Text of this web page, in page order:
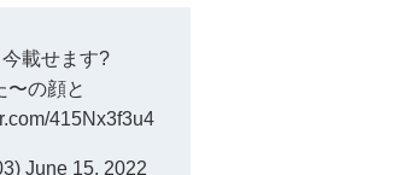
載せます?
〜の顔と
415Nx3f3u4
June 15, 2022